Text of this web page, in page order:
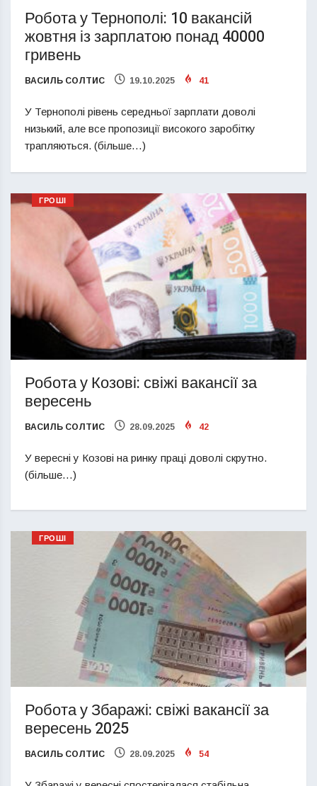
Робота у Тернополі: 10 вакансій
жовтня із зарплатою понад 40000
гривень
ВАСИЛЬ СОЛТИС 19.10.2025 41
У Тернополі рівень середньої зарплати доволі
низький, але все пропозиції високого заробітку
трапляються. (більше…)
ГРОШІ
Робота у Козові: свіжі вакансії за
вересень
ВАСИЛЬ СОЛТИС 28.09.2025 42
У вересні у Козові на ринку праці доволі скрутно.
(більше…)
ГРОШІ
Робота у Збаражі: свіжі вакансії за
вересень 2025
ВАСИЛЬ СОЛТИС 28.09.2025 54